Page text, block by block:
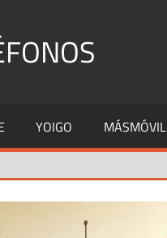
YOIGO MÁSMÓVIL